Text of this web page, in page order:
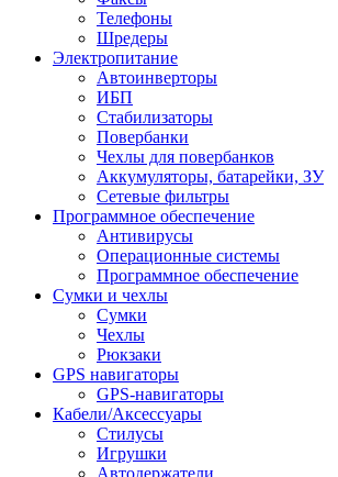
Телефоны
Шредеры
Электропитание
Автоинверторы
ИБП
Стабилизаторы
Повербанки
Чехлы для повербанков
Аккумуляторы, батарейки, ЗУ
Сетевые фильтры
Программное обеспечение
Антивирусы
Операционные системы
Программное обеспечение
Сумки и чехлы
Сумки
Чехлы
Рюкзаки
GPS навигаторы
GPS-навигаторы
Кабели/Аксессуары
Стилусы
Игрушки
Автодержатели